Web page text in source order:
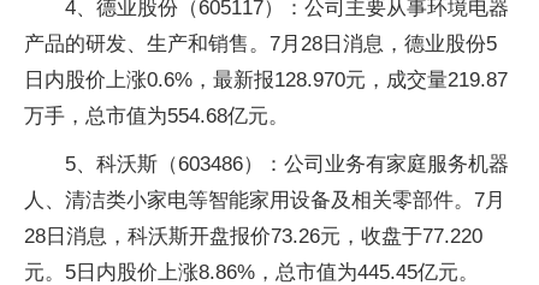
4、德业股份（605117）：公司主要从事环境电器
产品的研发、生产和销售。7月28日消息，德业股份5
日内股价上涨0.6%，最新报128.970元，成交量219.87
万手，总市值为554.68亿元。
5、科沃斯（603486）：公司业务有家庭服务机器
人、清洁类小家电等智能家用设备及相关零部件。7月
28日消息，科沃斯开盘报价73.26元，收盘于77.220
元。5日内股价上涨8.86%，总市值为445.45亿元。